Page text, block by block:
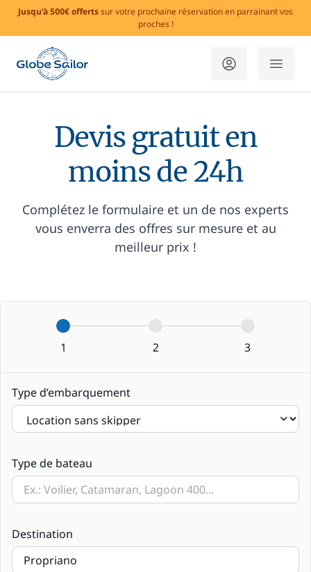
Jusqu'à 500€ offertssur votre prochaine réservation en parrainant vos
proches !
Devis gratuit en
moins de 24h
Complétez le formulaire et un de nos experts
vous enverra des offres sur mesure et au
meilleur prix !
1 2 3
Type d’embarquement
Type de bateau
Destination